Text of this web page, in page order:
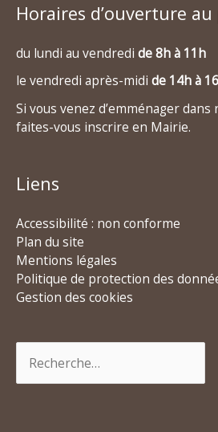
Horaires d’ouverture
du lundi au vendredi de 8h à 11h
le vendredi après-midi de 14h à
Si vous venez d’emménager
faites-vous inscrire en Mairie.
Liens
Accessibilité : non conforme
Plan du site
Mentions légales
Politique de protection des
Gestion des cookies